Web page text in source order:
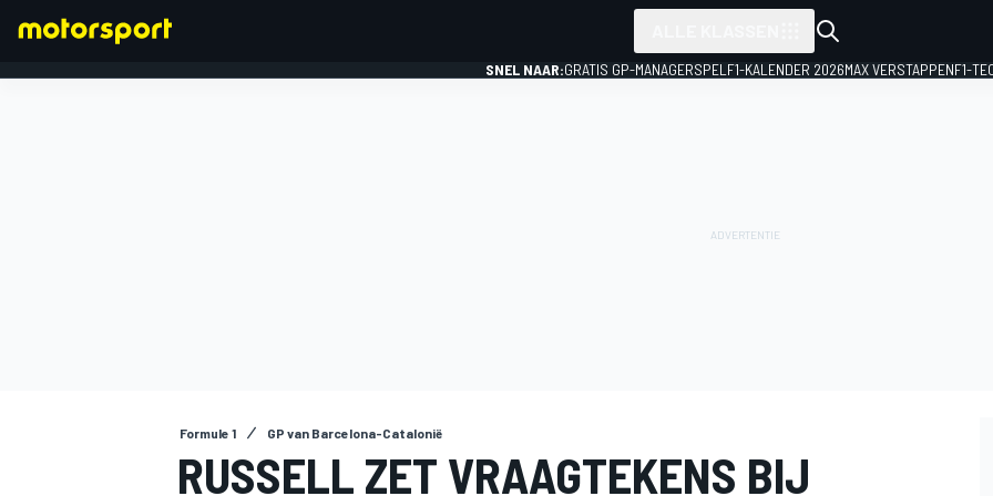
SNEL NAAR:GRATIS GP-MANAGERSPEL F1-KALENDER 2026MAX VERSTAPPENF1-
Formule 1 GP van Barcelona-Catalonië
RUSSELL ZET VRAAGTEKENS BIJ